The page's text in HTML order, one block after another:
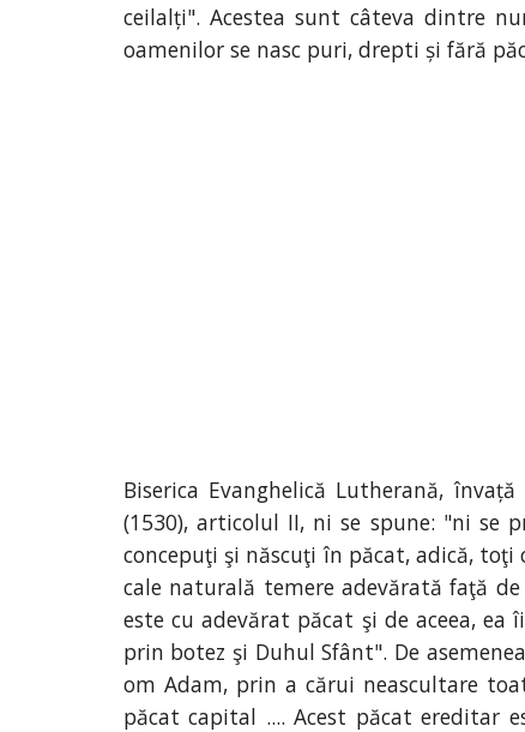
ceilalți". Acestea sunt câteva dintre
oamenilor se nasc puri, drepti și fără
Biserica Evanghelică Lutherană,
(1530), articolul II, ni se spune: "ni se
concepuţi şi născuţi în păcat, adică,
cale naturală temere adevărată faţă
este cu adevărat păcat şi de aceea,
prin botez şi Duhul Sfânt". De
om Adam, prin a cărui neascultare
păcat capital .... Acest păcat